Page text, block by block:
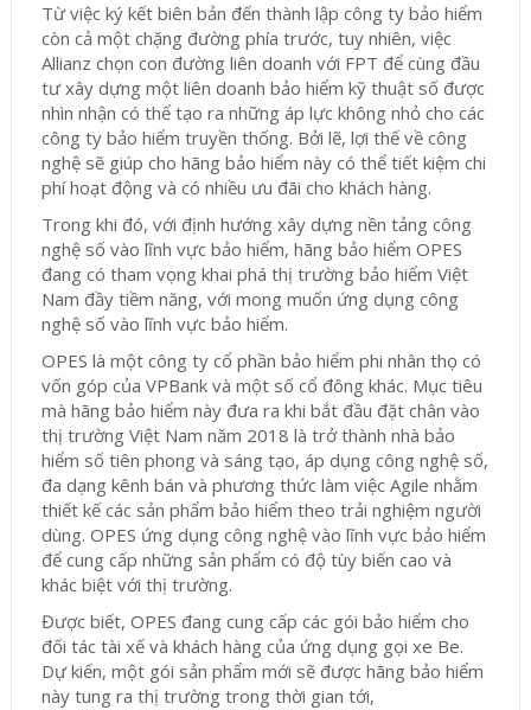
Từ việc ký kết biên bản đến thành lập công ty bảo hiểm
còn cả một chặng đường phía trước, tuy nhiên, việc
Allianz chọn con đường liên doanh với FPT để cùng đầu
tư xây dựng một liên doanh bảo hiểm kỹ thuật số được
nhìn nhận có thể tạo ra những áp lực không nhỏ cho các
công ty bảo hiểm truyền thống. Bởi lẽ, lợi thế về công
nghệ sẽ giúp cho hãng bảo hiểm này có thể tiết kiệm chi
phí hoạt động và có nhiều ưu đãi cho khách hàng.
Trong khi đó, với định hướng xây dựng nền tảng công
nghệ số vào lĩnh vực bảo hiểm, hãng bảo hiểm OPES
đang có tham vọng khai phá thị trường bảo hiểm Việt
Nam đầy tiềm năng, với mong muốn ứng dụng công
nghệ số vào lĩnh vực bảo hiểm.
OPES là một công ty cổ phần bảo hiểm phi nhân thọ có
vốn góp của VPBank và một số cổ đông khác. Mục tiêu
mà hãng bảo hiểm này đưa ra khi bắt đầu đặt chân vào
thị trường Việt Nam năm 2018 là trở thành nhà bảo
hiểm số tiên phong và sáng tạo, áp dụng công nghệ số,
đa dạng kênh bán và phương thức làm việc Agile nhằm
thiết kế các sản phẩm bảo hiểm theo trải nghiệm người
dùng. OPES ứng dụng công nghệ vào lĩnh vực bảo hiểm
để cung cấp những sản phẩm có độ tùy biến cao và
khác biệt với thị trường.
Được biết, OPES đang cung cấp các gói bảo hiểm cho
đối tác tài xế và khách hàng của ứng dụng gọi xe Be.
Dự kiến, một gói sản phẩm mới sẽ được hãng bảo hiểm
này tung ra thị trường trong thời gian tới,